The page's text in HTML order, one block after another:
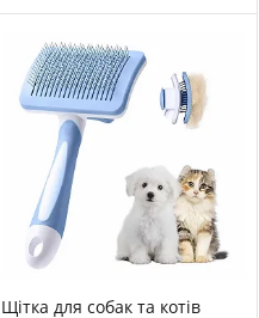
Щітка для собак та котів